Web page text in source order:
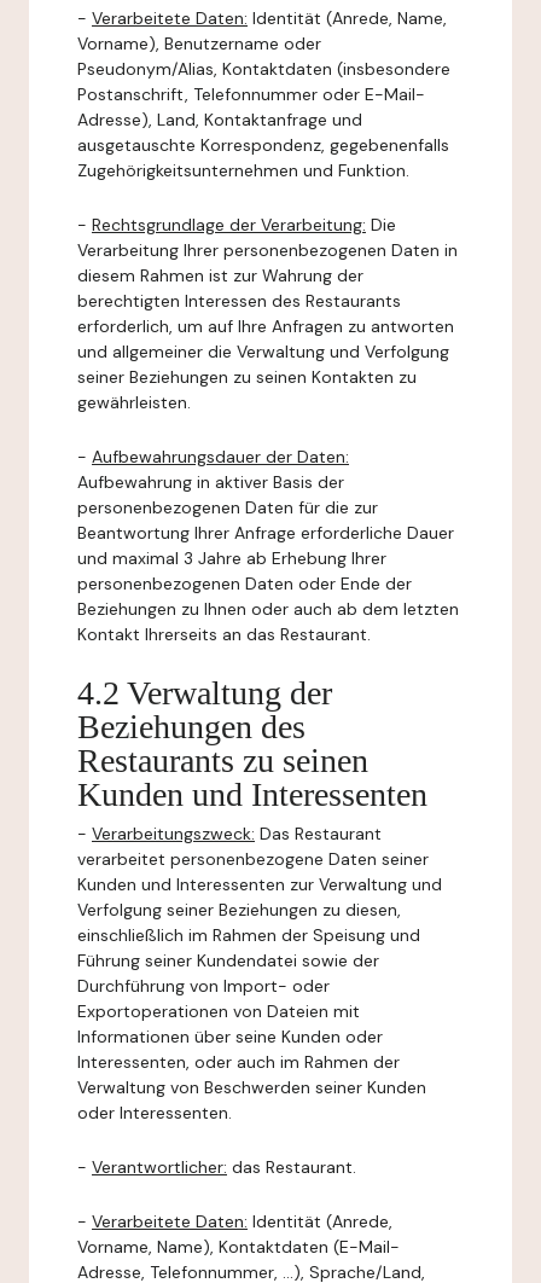
- Verarbeitete Daten: Identität (Anrede, Name,
Vorname), Benutzername oder
Pseudonym/Alias, Kontaktdaten (insbesondere
Postanschrift, Telefonnummer oder E-Mail-
Adresse), Land, Kontaktanfrage und
ausgetauschte Korrespondenz, gegebenenfalls
Zugehörigkeitsunternehmen und Funktion.
- Rechtsgrundlage der Verarbeitung: Die
Verarbeitung Ihrer personenbezogenen Daten in
diesem Rahmen ist zur Wahrung der
berechtigten Interessen des Restaurants
erforderlich, um auf Ihre Anfragen zu antworten
und allgemeiner die Verwaltung und Verfolgung
seiner Beziehungen zu seinen Kontakten zu
gewährleisten.
- Aufbewahrungsdauer der Daten:
Aufbewahrung in aktiver Basis der
personenbezogenen Daten für die zur
Beantwortung Ihrer Anfrage erforderliche Dauer
und maximal 3 Jahre ab Erhebung Ihrer
personenbezogenen Daten oder Ende der
Beziehungen zu Ihnen oder auch ab dem letzten
Kontakt Ihrerseits an das Restaurant.
4.2 Verwaltung der
Beziehungen des
Restaurants zu seinen
Kunden und Interessenten
- Verarbeitungszweck: Das Restaurant
verarbeitet personenbezogene Daten seiner
Kunden und Interessenten zur Verwaltung und
Verfolgung seiner Beziehungen zu diesen,
einschließlich im Rahmen der Speisung und
Führung seiner Kundendatei sowie der
Durchführung von Import- oder
Exportoperationen von Dateien mit
Informationen über seine Kunden oder
Interessenten, oder auch im Rahmen der
Verwaltung von Beschwerden seiner Kunden
oder Interessenten.
- Verantwortlicher: das Restaurant.
- Verarbeitete Daten: Identität (Anrede,
Vorname, Name), Kontaktdaten (E-Mail-
Adresse, Telefonnummer, ...), Sprache/Land,